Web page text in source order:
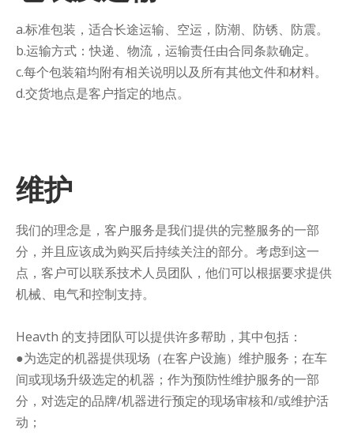
a.标准包装，适合长途运输、空运，防潮、防锈、防震。
b.运输方式：快递、物流，运输责任由合同条款确定。
c.每个包装箱均附有相关说明以及所有其他文件和材料。
d.交货地点是客户指定的地点。
维护
我们的理念是，客户服务是我们提供的完整服务的一部
分，并且应该成为购买后持续关注的部分。考虑到这一
点，客户可以联系技术人员团队，他们可以根据要求提供
机械、电气和控制支持。
Heavth 的支持团队可以提供许多帮助，其中包括：
●为选定的机器提供现场（在客户设施）维护服务；在车
间或现场升级选定的机器；作为预防性维护服务的一部
分，对选定的品牌/机器进行预定的现场审核和/或维护活
动；